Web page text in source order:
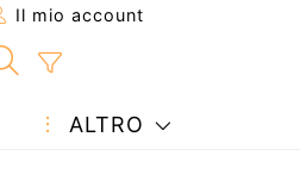
Il mio account
ALTRO